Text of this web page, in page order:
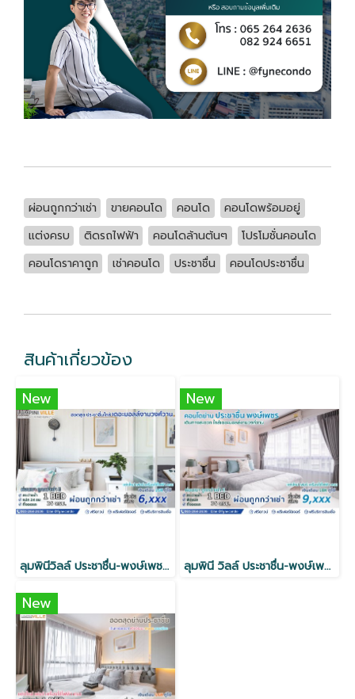
ผ่อนถูกกว่าเช่า ขายคอนโด คอนโด
คอนโดพร้อมอยู่
แต่งครบ
ติดรถไฟฟ้า คอนโดล้านต้นๆ
โปรโมชั่นคอนโด
คอนโดราคาถูก
เช่าคอนโด ประชาชื่น คอนโดประชาชื่น
สินค้าเกี่ยวข้อง
New
ลุมพินีวิลล์ ประชาชื่น-พงษ์เพชร2 ★ 1ห้องนอน 26ตร.ม.
New
ลุมพินี วิลล์ ประชาชื่น-พงษ์เพชร ★ 1ห้องนอน 36ตร.ม.
New